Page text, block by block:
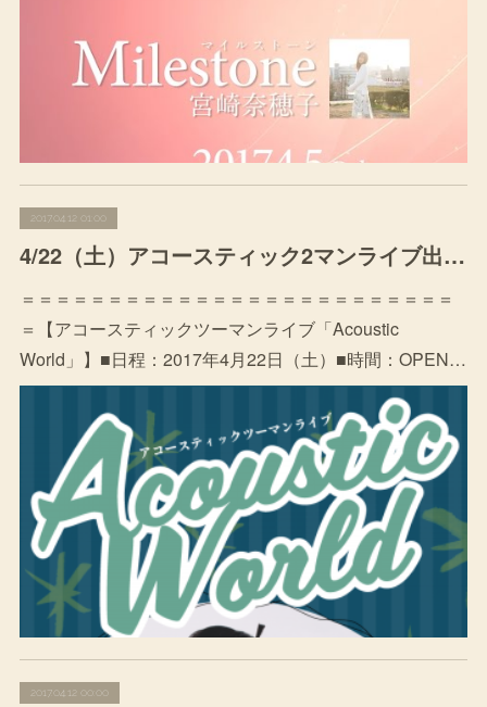
2017.04.12 01:00
4/22（土）アコースティック2マンライブ出演決定
＝＝＝＝＝＝＝＝＝＝＝＝＝＝＝＝＝＝＝＝＝＝＝＝＝
＝【アコースティックツーマンライブ「Acoustic
World」】■日程：2017年4月22日（土）■時間：OPEN…
2017.04.12 00:00